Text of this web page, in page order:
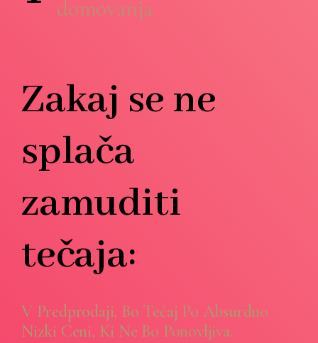
domovanja
Zakaj se ne
splača
zamuditi
tečaja:
V Predprodaji, Bo Tečaj Po Absurdno
Nizki Ceni, Ki Ne Bo Ponovljiva.